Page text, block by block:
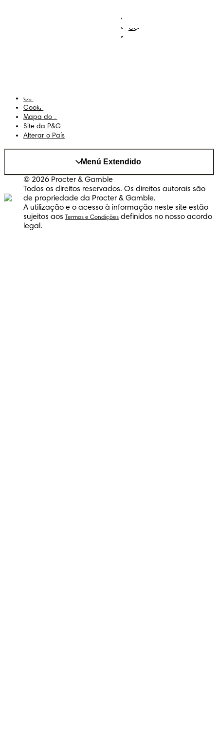
Contacta-nos
Os Meus Dados
Cookies
Mapa do Site
Site da P&G
Alterar o País
Menú Extendido
© 2026 Procter & Gamble
Todos os direitos reservados. Os direitos autorais são
de propriedade da Procter & Gamble.
A utilização e o acesso à informação neste site estão
sujeitos aos
Termos e Condições definidos no nosso acordo
legal.